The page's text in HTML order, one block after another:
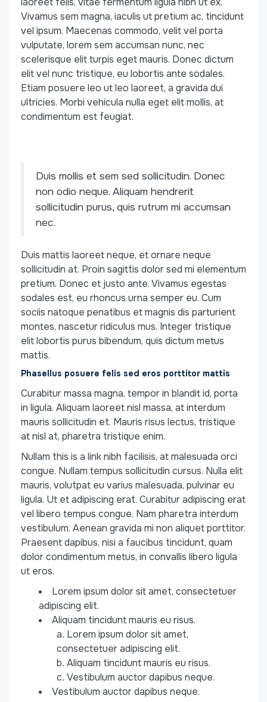
Vivamus sem magna, iaculis ut pretium ac, tincidunt
vel ipsum. Maecenas commodo, velit vel porta
vulputate, lorem sem accumsan nunc, nec
scelerisque elit turpis eget mauris. Donec dictum
elit vel nunc tristique, eu lobortis ante sodales.
Etiam posuere leo ut leo laoreet, a gravida dui
ultricies. Morbi vehicula nulla eget elit mollis, at
condimentum est feugiat.
Duis mollis et sem sed sollicitudin. Donec
non odio neque. Aliquam hendrerit
sollicitudin purus, quis rutrum mi accumsan
nec.
Duis mattis laoreet neque, et ornare neque
sollicitudin at. Proin sagittis dolor sed mi elementum
pretium. Donec et justo ante. Vivamus egestas
sodales est, eu rhoncus urna semper eu. Cum
sociis natoque penatibus et magnis dis parturient
montes, nascetur ridiculus mus. Integer tristique
elit lobortis purus bibendum, quis dictum metus
mattis.
Phasellus posuere felis sed eros porttitor mattis
Curabitur massa magna, tempor in blandit id, porta
in ligula. Aliquam laoreet nisl massa, at interdum
mauris sollicitudin et. Mauris risus lectus, tristique
at nisl at, pharetra tristique enim.
Nullam this is a link nibh facilisis, at malesuada orci
congue. Nullam tempus sollicitudin cursus. Nulla elit
mauris, volutpat eu varius malesuada, pulvinar eu
ligula. Ut et adipiscing erat. Curabitur adipiscing erat
vel libero tempus congue. Nam pharetra interdum
vestibulum. Aenean gravida mi non aliquet porttitor.
Praesent dapibus, nisi a faucibus tincidunt, quam
dolor condimentum metus, in convallis libero ligula
ut eros.
Lorem ipsum dolor sit amet, consectetuer
adipiscing elit.
Aliquam tincidunt mauris eu risus.
Lorem ipsum dolor sit amet,
consectetuer adipiscing elit.
Aliquam tincidunt mauris eu risus.
Vestibulum auctor dapibus neque.
Vestibulum auctor dapibus neque.